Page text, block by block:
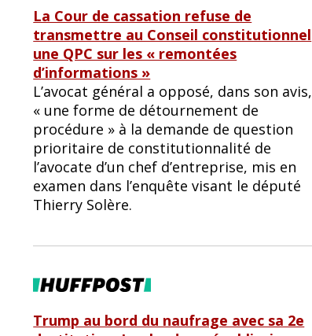
La Cour de cassation refuse de
transmettre au Conseil constitutionnel
une QPC sur les « remontées
d’informations »
L’avocat général a opposé, dans son avis,
« une forme de détournement de
procédure » à la demande de question
prioritaire de constitutionnalité de
l’avocate d’un chef d’entreprise, mis en
examen dans l’enquête visant le député
Thierry Solère.
Trump au bord du naufrage avec sa 2e